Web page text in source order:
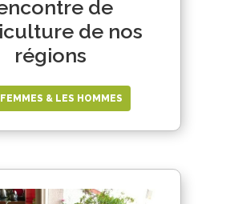
de
de nos
régions
& LES HOMMES